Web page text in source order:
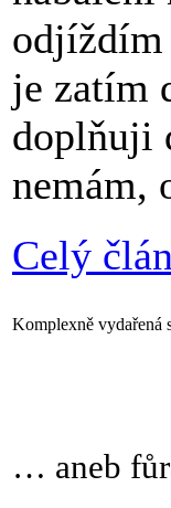
odjíždím
je zatím
doplňuji
nemám,
Celý
Komplexně vydařená
… aneb